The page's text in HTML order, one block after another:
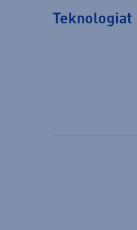
Teknologiat